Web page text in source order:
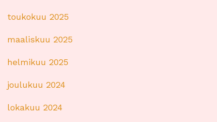
toukokuu 2025
maaliskuu 2025
helmikuu 2025
joulukuu 2024
lokakuu 2024